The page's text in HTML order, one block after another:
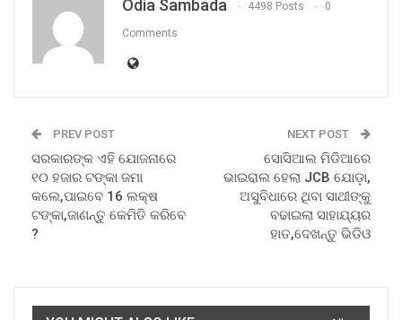
Odia Sambada 4498 Posts 0
Comments
PREV POST
ସରକାରଙ୍କ ଏହି ଯୋଜନାରେ
୧୦ ହଜାର ଟଙ୍କା ଜମା
କଲେ,ପାଇବେ 16 ଲକ୍ଷ
ଟଙ୍କା,ଜାଣନ୍ତୁ କେମିତି କରିବେ
?
NEXT POST
ସୋସିଆଲ ମିଡିଆରେ
ଭାଇରାଲ ହେଲା JCB ଯୋଡ଼ା,
ଅସୁବିଧାରେ ଥିବା ସାଥୀଙ୍କୁ
ବଢାଇଲା ସାହାଯ୍ୟର
ହାତ,ଦେଖନ୍ତୁ ଭିଡିଓ